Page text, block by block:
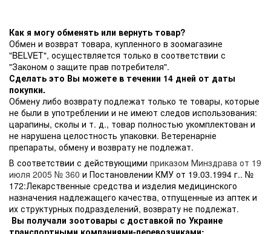
Как я могу обменять или вернуть товар?
Обмен и возврат товара, купленного в зоомагазине
"BELVET", осуществляется только в соответствии с
"Законом о защите прав потребителя".
Сделать это Вы можете в течении 14 дней от даты
покупки.
Обмену либо возврату подлежат только те товары, которые
не были в употреблении и не имеют следов использования:
царапины, сколы и т. д., товар полностью укомплектован и
не нарушена целостность упаковки. Ветеренарніе
препараты, обмену и возврату не подлежат.
В соответствии с действующими приказом Минздрава от 19
июля 2005 № 360 и Постановлении КМУ от 19.03.1994 г.. №
172:Лекарственные средства и изделия медицинского
назначения надлежащего качества, отпущенные из аптек и
их структурных подразделений, возврату не подлежат.
Вы получали зоотовары с доставкой по Украине
транспортными компаниями-перевозчиками: